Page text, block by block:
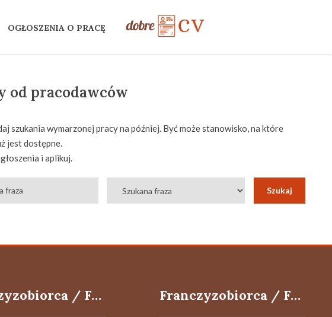
OGŁOSZENIA O PRACĘ
od pracodawców
szukania wymarzonej pracy na później. Być może stanowisko, na które
jest dostępne.
i aplikuj.
Franczyzobiorca / Franczyzobiorczyni Franczyzobiorca / Franczyzobiorczyni